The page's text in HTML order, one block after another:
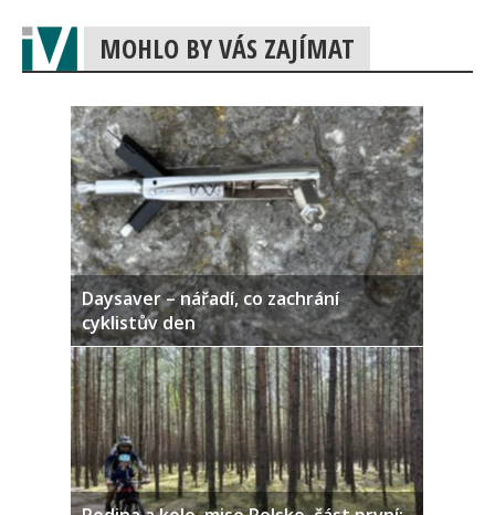
MOHLO BY VÁS ZAJÍMAT
Daysaver – nářadí, co zachrání
cyklistův den